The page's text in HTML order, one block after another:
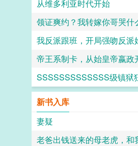
从维多利亚时代开始
领证爽约？我转嫁你哥哭什
我反派跟班，开局强吻反派
帝王系制卡，从始皇帝嬴政
SSSSSSSSSSSSS级镇狱
新书入库
妻疑
老爸出钱送来的母老虎，和